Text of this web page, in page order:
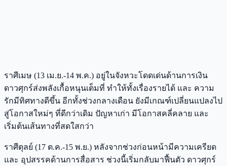
ราศีเมษ (13 เม.ย.-14 พ.ค.) อยู่ในจังหวะโดดเด่นด้านการเงิน
ดาวศุกร์ส่งพลังเกื้อหนุนเต็มที่ ทำให้ทั้งเรื่องรายได้ และ ความ
รักมีทิศทางดีขึ้น อีกทั้งช่วงกลางเดือน ยังมีเกณฑ์เปลี่ยนแปลงไป
สู่โอกาสใหม่ๆ ที่ดีกว่าเดิม ปัญหาเก่า มีโอกาสคลี่คลาย และ
เริ่มต้นเส้นทางที่สดใสกว่า
ราศีตุลย์ (17 ต.ค.-15 พ.ย.) หลังจากช่วงก่อนหน้ามีความเครียด
และ อุปสรรคด้านการสื่อสาร ช่วงนี้เริ่มกลับมาฟื้นตัว ดาวศุกร์